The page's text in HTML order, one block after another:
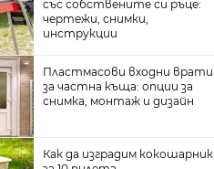
със собствените си ръце:
чертежи, снимки,
инструкции
Пластмасови входни врати
за частна къща: опции за
снимка, монтаж и дизайн
Как да изградим кокошарник